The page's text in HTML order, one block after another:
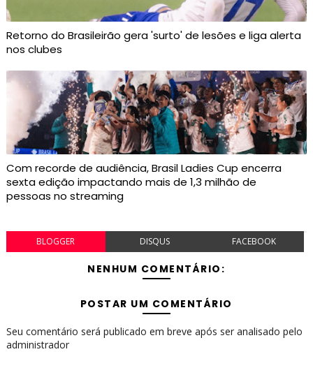
Retorno do Brasileirão gera 'surto' de lesões e liga alerta
nos clubes
Com recorde de audiência, Brasil Ladies Cup encerra
sexta edição impactando mais de 1,3 milhão de
pessoas no streaming
BLOGGER DISQUS FACEBOOK
NENHUM COMENTÁRIO:
POSTAR UM COMENTÁRIO
Seu comentário será publicado em breve após ser analisado pelo
administrador